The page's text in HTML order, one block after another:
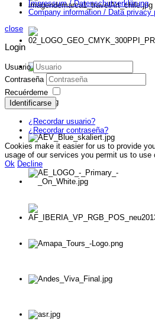
Impressum / Datenschutzerklärung
Company information / Data privacy
close
Login
Usuario
Contraseña
Recuérdeme
Identificarse
¿Recordar usuario?
¿Recordar contraseña?
Cookies make it easier for us to provide
usage of our services you permit us to use
Ok Decline